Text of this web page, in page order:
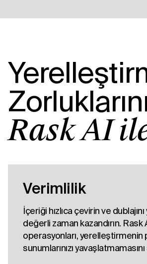
Rask AI
Verimlilik
İçeriği hızlıca çevirin ve dublajını
değerli zaman kazandırın. Rask
operasyonları, yerelleştirmenin
sunumlarınızı